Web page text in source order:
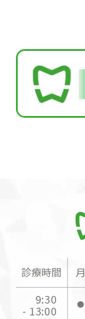
診療時間 月
9:30
- 13:00
●